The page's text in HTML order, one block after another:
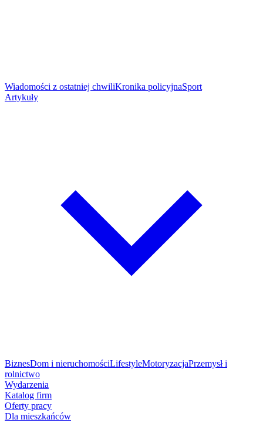
Wiadomości z ostatniej chwiliKronika policyjnaSport
Artykuły
BiznesDom i nieruchomościLifestyleMotoryzacjaPrzemysł i
rolnictwo
Wydarzenia
Katalog firm
Oferty pracy
Dla mieszkańców